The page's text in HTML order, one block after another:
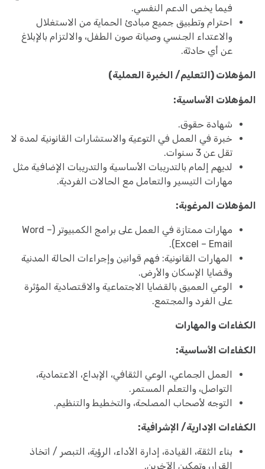
فيما يخص الدعم النفسي.
احترام وتطبيق جميع مبادئ الحماية من الاستغلال
والاعتداء الجنسي وصيانة صون الطفل، والالتزام بالإبلاغ
عن أي حادثة.
المؤهلات (التعليم/ الخبرة العملية)
المؤهلات الأساسية:
شهادة حقوق.
خبرة في العمل في التوعية والاستشارات القانونية لمدة لا
تقل عن 3 سنوات.
لديهم إلمام بالتدريبات الأساسية والتدريبات الإضافية مثل
مهارات التيسير والتعامل مع الحالات الفردية.
المؤهلات المرغوبة:
مهارات ممتازة في العمل على برامج الكمبيوتر (Word –
Excel – Email).
المهارات القانونية: فهم قوانين وإجراءات الحالة المدنية
وقضايا الإسكان والأرض.
الوعي العميق بالقضايا الاجتماعية والاقتصادية المؤثرة
على الفرد والمجتمع.
الكفاءات والمهارات
الكفاءات الأساسية:
العمل الجماعي، الوعي الثقافي، الإبداع، الاعتمادية،
التواصل، والتعلم المستمر.
التوجه لأصحاب المصلحة، والتخطيط والتنظيم.
الكفاءات الإدارية/ الإشرافية:
بناء الثقة، القيادة، إدارة الأداء، الرؤية، التبصر / اتخاذ
القرار، وتمكين الآخرين.